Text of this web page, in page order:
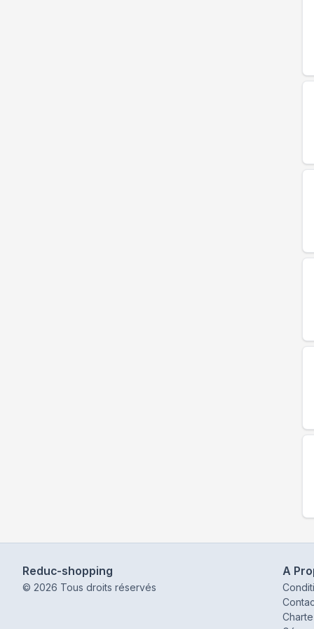
Reduc-shopping
© 2026 Tous droits réservés
A